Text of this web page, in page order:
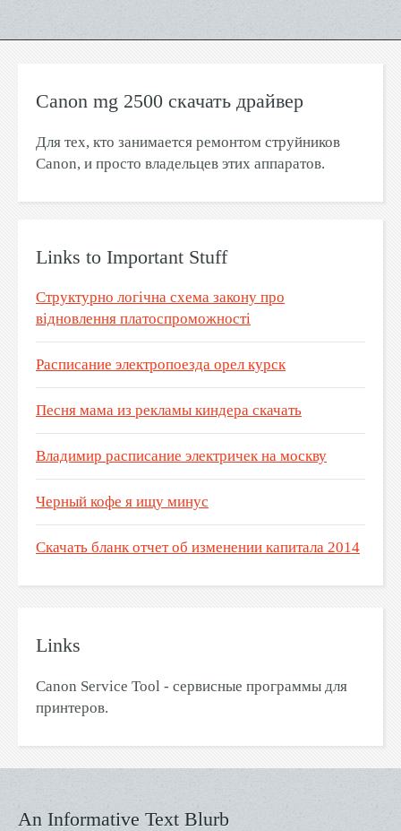
Canon mg 2500 скачать драйвер
Для тех, кто занимается ремонтом струйников
Canon, и просто владельцев этих аппаратов.
Links to Important Stuff
Структурно логічна схема закону про
відновлення платоспроможності
Расписание электропоезда орел курск
Песня мама из рекламы киндера скачать
Владимир расписание электричек на москву
Черный кофе я ищу минус
Скачать бланк отчет об изменении капитала 2014
Links
Canon Service Tool - сервисные программы для
принтеров.
An Informative Text Blurb